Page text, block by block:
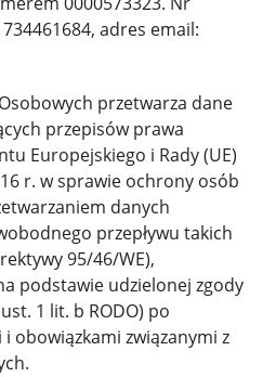
adres email:
przetwarza dane
przepisów prawa
Europejskiego i Rady (UE)
r. w sprawie ochrony osób
danych
przepływu takich
95/46/WE),
podstawie udzielonej zgody
1 lit. b RODO) po
obowiązkami związanymi z